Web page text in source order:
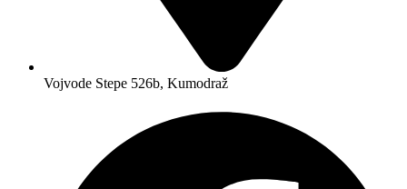
Vojvode Stepe 526b, Kumodraž